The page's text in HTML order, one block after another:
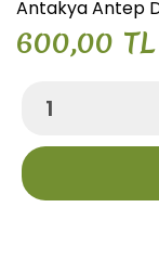
Antakya Antep
600,00 TL